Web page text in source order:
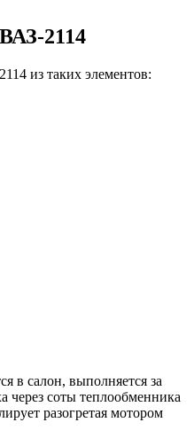
2114
из таких элементов:
в салон, выполняется за
через соты теплообменника
разогретая мотором